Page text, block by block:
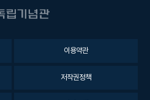
이용약관
저작권정책